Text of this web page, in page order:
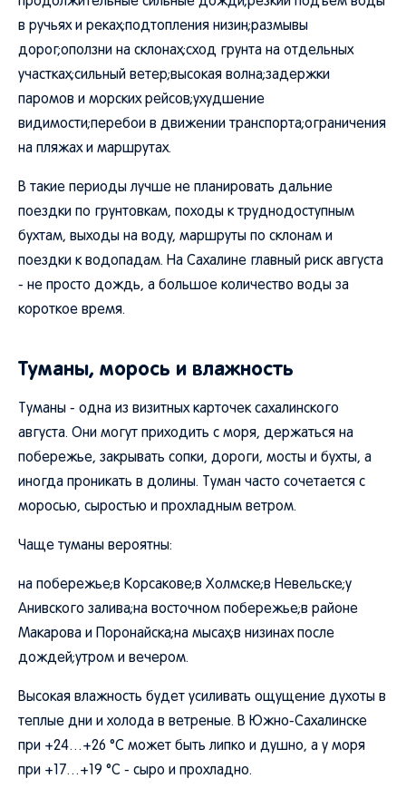
в ручьях и реках;подтопления низин;размывы
дорог;оползни на склонах;сход грунта на отдельных
участках;сильный ветер;высокая волна;задержки
паромов и морских рейсов;ухудшение
видимости;перебои в движении транспорта;ограничения
на пляжах и маршрутах.
В такие периоды лучше не планировать дальние
поездки по грунтовкам, походы к труднодоступным
бухтам, выходы на воду, маршруты по склонам и
поездки к водопадам. На Сахалине главный риск августа
- не просто дождь, а большое количество воды за
короткое время.
Туманы, морось и влажность
Туманы - одна из визитных карточек сахалинского
августа. Они могут приходить с моря, держаться на
побережье, закрывать сопки, дороги, мосты и бухты, а
иногда проникать в долины. Туман часто сочетается с
моросью, сыростью и прохладным ветром.
Чаще туманы вероятны:
на побережье;в Корсакове;в Холмске;в Невельске;у
Анивского залива;на восточном побережье;в районе
Макарова и Поронайска;на мысах;в низинах после
дождей;утром и вечером.
Высокая влажность будет усиливать ощущение духоты в
теплые дни и холода в ветреные. В Южно-Сахалинске
при +24…+26 °C может быть липко и душно, а у моря
при +17…+19 °C - сыро и прохладно.